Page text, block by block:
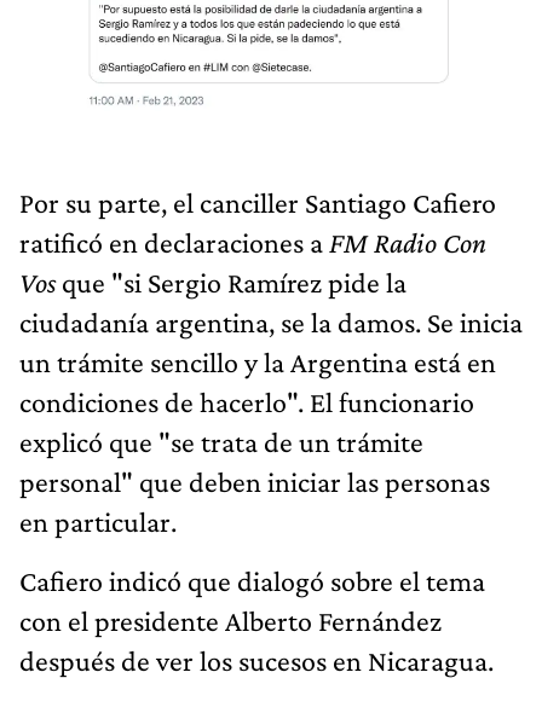
Por su parte, el canciller Santiago Cafiero
ratificó en declaraciones a FM Radio Con
Vosque "si Sergio Ramírez pide la
ciudadanía argentina, se la damos. Se inicia
un trámite sencillo y la Argentina está en
condiciones de hacerlo". El funcionario
explicó que "se trata de un trámite
personal" que deben iniciar las personas
en particular.
Cafiero indicó que dialogó sobre el tema
con el presidente Alberto Fernández
después de ver los sucesos en Nicaragua.